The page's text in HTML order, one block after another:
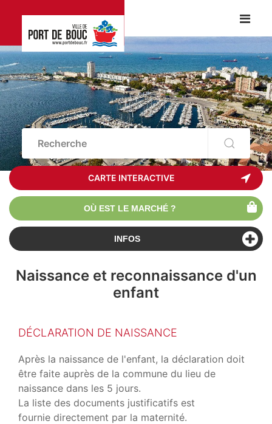
CARTE INTERACTIVE
OÙ EST LE MARCHÉ ?
INFOS
Naissance et reconnaissance d'un
enfant
DÉCLARATION DE NAISSANCE
Après la naissance de l'enfant, la déclaration doit
être faite auprès de la commune du lieu de
naissance dans les 5 jours.
La liste des documents justificatifs est
fournie directement par la maternité.